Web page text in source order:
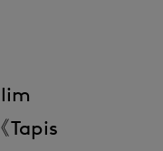
Tapis